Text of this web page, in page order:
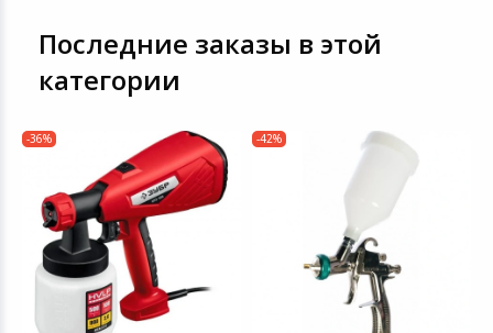
Последние заказы в этой
категории
-36% -42%